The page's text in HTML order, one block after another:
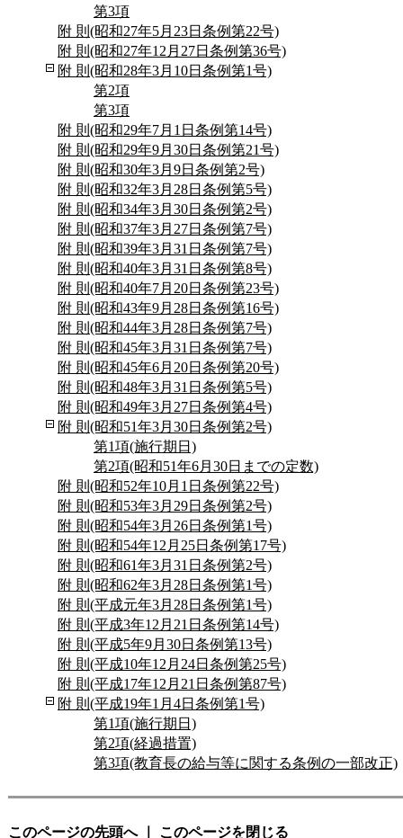
第3項
附 則(昭和27年5月23日条例第22号)
附 則(昭和27年12月27日条例第36号)
附 則(昭和28年3月10日条例第1号)
第2項
第3項
附 則(昭和29年7月1日条例第14号)
附 則(昭和29年9月30日条例第21号)
附 則(昭和30年3月9日条例第2号)
附 則(昭和32年3月28日条例第5号)
附 則(昭和34年3月30日条例第2号)
附 則(昭和37年3月27日条例第7号)
附 則(昭和39年3月31日条例第7号)
附 則(昭和40年3月31日条例第8号)
附 則(昭和40年7月20日条例第23号)
附 則(昭和43年9月28日条例第16号)
附 則(昭和44年3月28日条例第7号)
附 則(昭和45年3月31日条例第7号)
附 則(昭和45年6月20日条例第20号)
附 則(昭和48年3月31日条例第5号)
附 則(昭和49年3月27日条例第4号)
附 則(昭和51年3月30日条例第2号)
第1項(施行期日)
第2項(昭和51年6月30日までの定数)
附 則(昭和52年10月1日条例第22号)
附 則(昭和53年3月29日条例第2号)
附 則(昭和54年3月26日条例第1号)
附 則(昭和54年12月25日条例第17号)
附 則(昭和61年3月31日条例第2号)
附 則(昭和62年3月28日条例第1号)
附 則(平成元年3月28日条例第1号)
附 則(平成3年12月21日条例第14号)
附 則(平成5年9月30日条例第13号)
附 則(平成10年12月24日条例第25号)
附 則(平成17年12月21日条例第87号)
附 則(平成19年1月4日条例第1号)
第1項(施行期日)
第2項(経過措置)
第3項(教育長の給与等に関する条例の一部改正)
このページの先頭へ このページを閉じる